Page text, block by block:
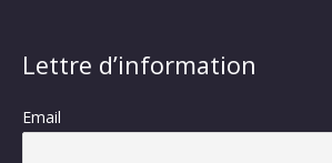
Lettre d’information
Email